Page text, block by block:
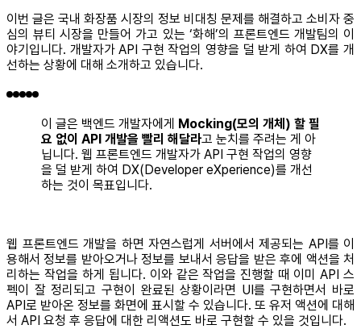
이번 글은 국내 화장품 시장의 정보 비대칭 문제를 해결하고 소비자 중
심의 뷰티 시장을 만들어 가고 있는 ‘화해’의 프론트엔드 개발팀의 이
야기입니다. 개발자가 API 구현 작업의 영향을 덜 받게 하여 DX를 개
선하는 상황에 대해 소개하고 있습니다.
이 글은 백엔드 개발자에게 Mocking(모의 개체) 할 필
요 없이 API 개발을 빨리 해달라고 눈치를 주려는 게 아
닙니다. 웹 프론트엔드 개발자가 API 구현 작업의 영향
을 덜 받게 하여 DX(Developer eXperience)를 개선
하는 것이 목표입니다.
웹 프론트엔드 개발을 하면 자연스럽게 서버에서 제공되는 API를 이
용해서 정보를 받아오거나 정보를 보내서 응답을 받은 후에 액션을 처
리하는 작업을 하게 됩니다. 이와 같은 작업을 진행할 때 이미 API 스
펙이 잘 정리되고 구현이 완료된 상황이라면 UI를 구현하면서 바로
API로 받아온 정보를 화면에 표시할 수 있습니다. 또 유저 액션에 대해
서 API 요청 후 응답에 대한 리액션도 바로 구현할 수 있을 것입니다.